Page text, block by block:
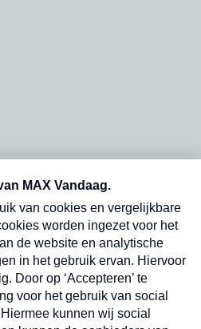
en dinsdagochtend in
Verzend